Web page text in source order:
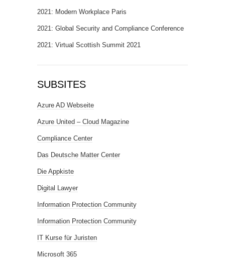
2021: Modern Workplace Paris
2021: Global Security and Compliance Conference
2021: Virtual Scottish Summit 2021
SUBSITES
Azure AD Webseite
Azure United – Cloud Magazine
Compliance Center
Das Deutsche Matter Center
Die Appkiste
Digital Lawyer
Information Protection Community
Information Protection Community
IT Kurse für Juristen
Microsoft 365